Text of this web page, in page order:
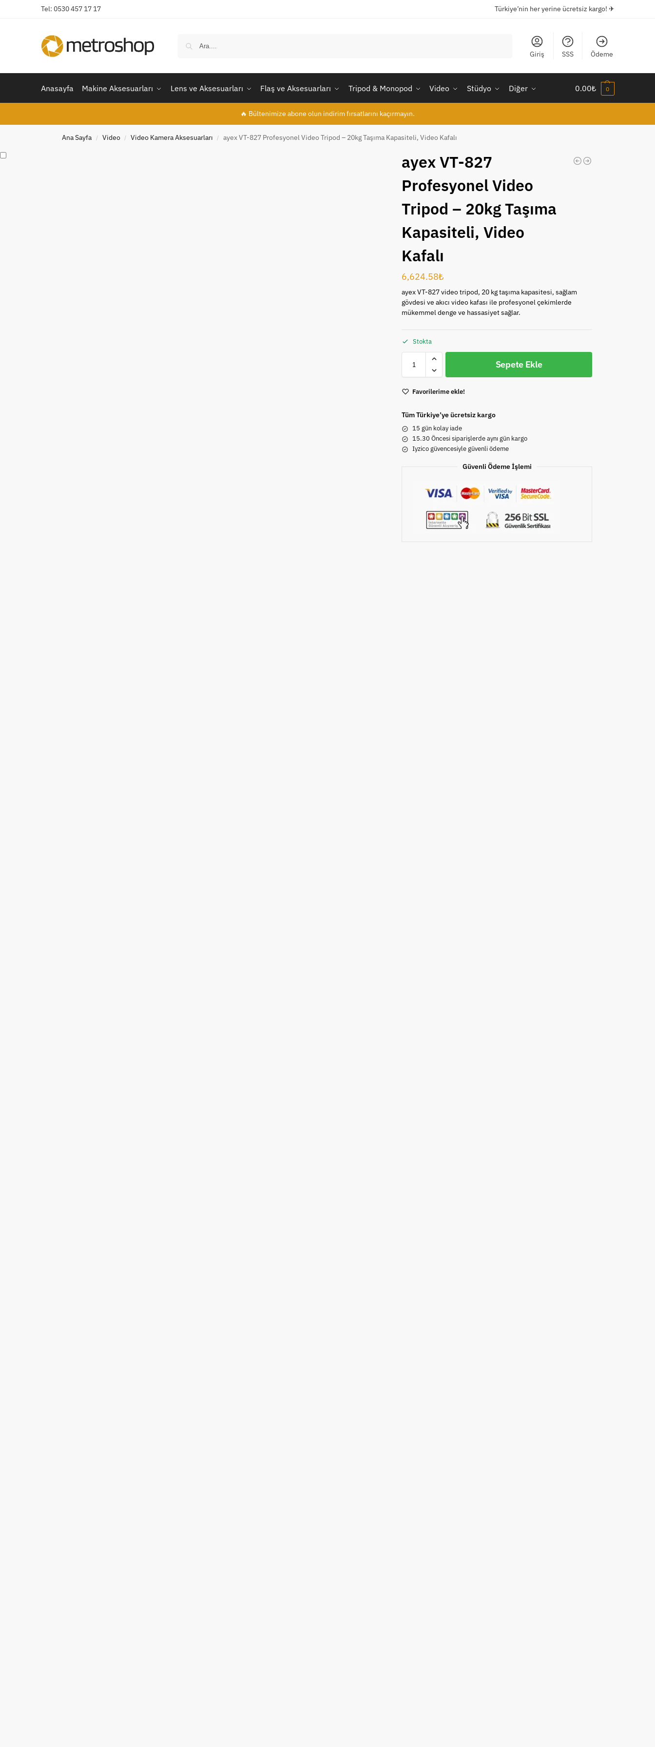
Tel: 0530 457 17 17 Türkiye’nin her yerine ücretsiz kargo! ✈
Giriş SSS Ödeme
Anasayfa Makine Aksesuarları Lens ve Aksesuarları Flaş ve Aksesuarları Tripod & Monopod Video Stüdyo Diğer 0.00₺ 0
🔥 Bültenimize abone olun indirim fırsatlarını kaçırmayın.
Ana Sayfa / Video / Video Kamera Aksesuarları / ayex VT-827 Profesyonel Video Tripod – 20kg Taşıma Kapasiteli, Video Kafalı
ayex VT-827
Profesyonel Video
Tripod – 20kg Taşıma
Kapasiteli, Video
Kafalı
6,624.58₺
ayex VT-827 video tripod, 20 kg taşıma kapasitesi, sağlam
gövdesi ve akıcı video kafası ile profesyonel çekimlerde
mükemmel denge ve hassasiyet sağlar.
Stokta
Sepete Ekle
Favorilerime ekle!
Tüm Türkiye’ye ücretsiz kargo
15 gün kolay iade
15.30 Öncesi siparişlerde aynı gün kargo
Iyzico güvencesiyle güvenli ödeme
Güvenli Ödeme İşlemi